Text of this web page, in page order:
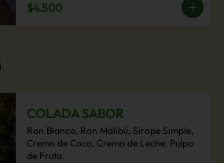
$4.500
COLADA SABOR
Ron Blanco, Ron Malibú, Sirope Simple,
Crema de Coco, Crema de Leche, Pulpa
de Fruta.